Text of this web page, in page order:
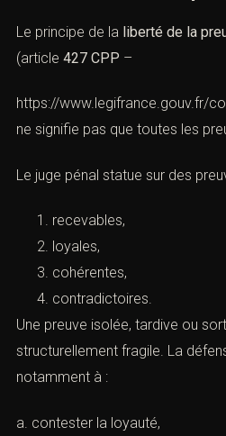
Le principe de la liberté de la
(article 427 CPP –
https://www.legifrance.gouv.fr/
ne signifie pas que toutes les
Le juge pénal statue sur des
recevables,
loyales,
cohérentes,
contradictoires.
Une preuve isolée, tardive ou
structurellement fragile. La
notamment à :
a. contester la loyauté,